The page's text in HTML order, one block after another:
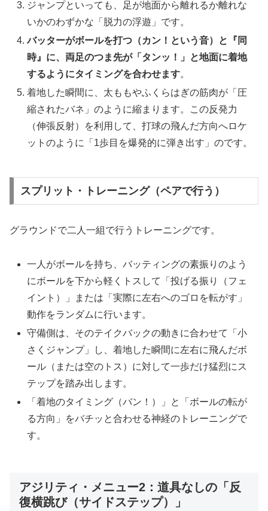
ジャンプといっても、足が地面から離れるか離れな
いかのわずかな「脱力の浮遊」です。
バッターがボールを打つ（カン！という音）と『同
時』に、両足のつま先が「タンッ！」と地面に着地
するようにタイミングを合わせます。
着地した瞬間に、太ももやふくらはぎの筋肉が「圧
縮されたバネ」のように縮まります。この反発力
（伸張反射）を利用して、打球の飛んだ方向へロケ
ットのように「1歩目を爆発的に弾き出す」のです。
スプリット・トレーニング（ペアで行う）
グラウンドで二人一組で行うトレーニングです。
一人がボールを持ち、バッティングの素振りのよう
にボールを下から軽くトスして「投げる振り（フェ
イント）」または「実際に左右へのゴロを転がす」
動作をランダムに行います。
守備側は、そのテイクバックの動きに合わせて「小
さくジャンプ」し、着地した瞬間に左右に飛んだボ
ール（または空のトス）に対して一歩だけ猛烈にス
テップを踏み出します。
「着地のタイミング（バン！）」と「ボールの転が
る方向」をバチッと合わせる神経のトレーニングで
す。
アジリティ・メニュー2：道具なしの「反
復横跳び（サイドステップ）」